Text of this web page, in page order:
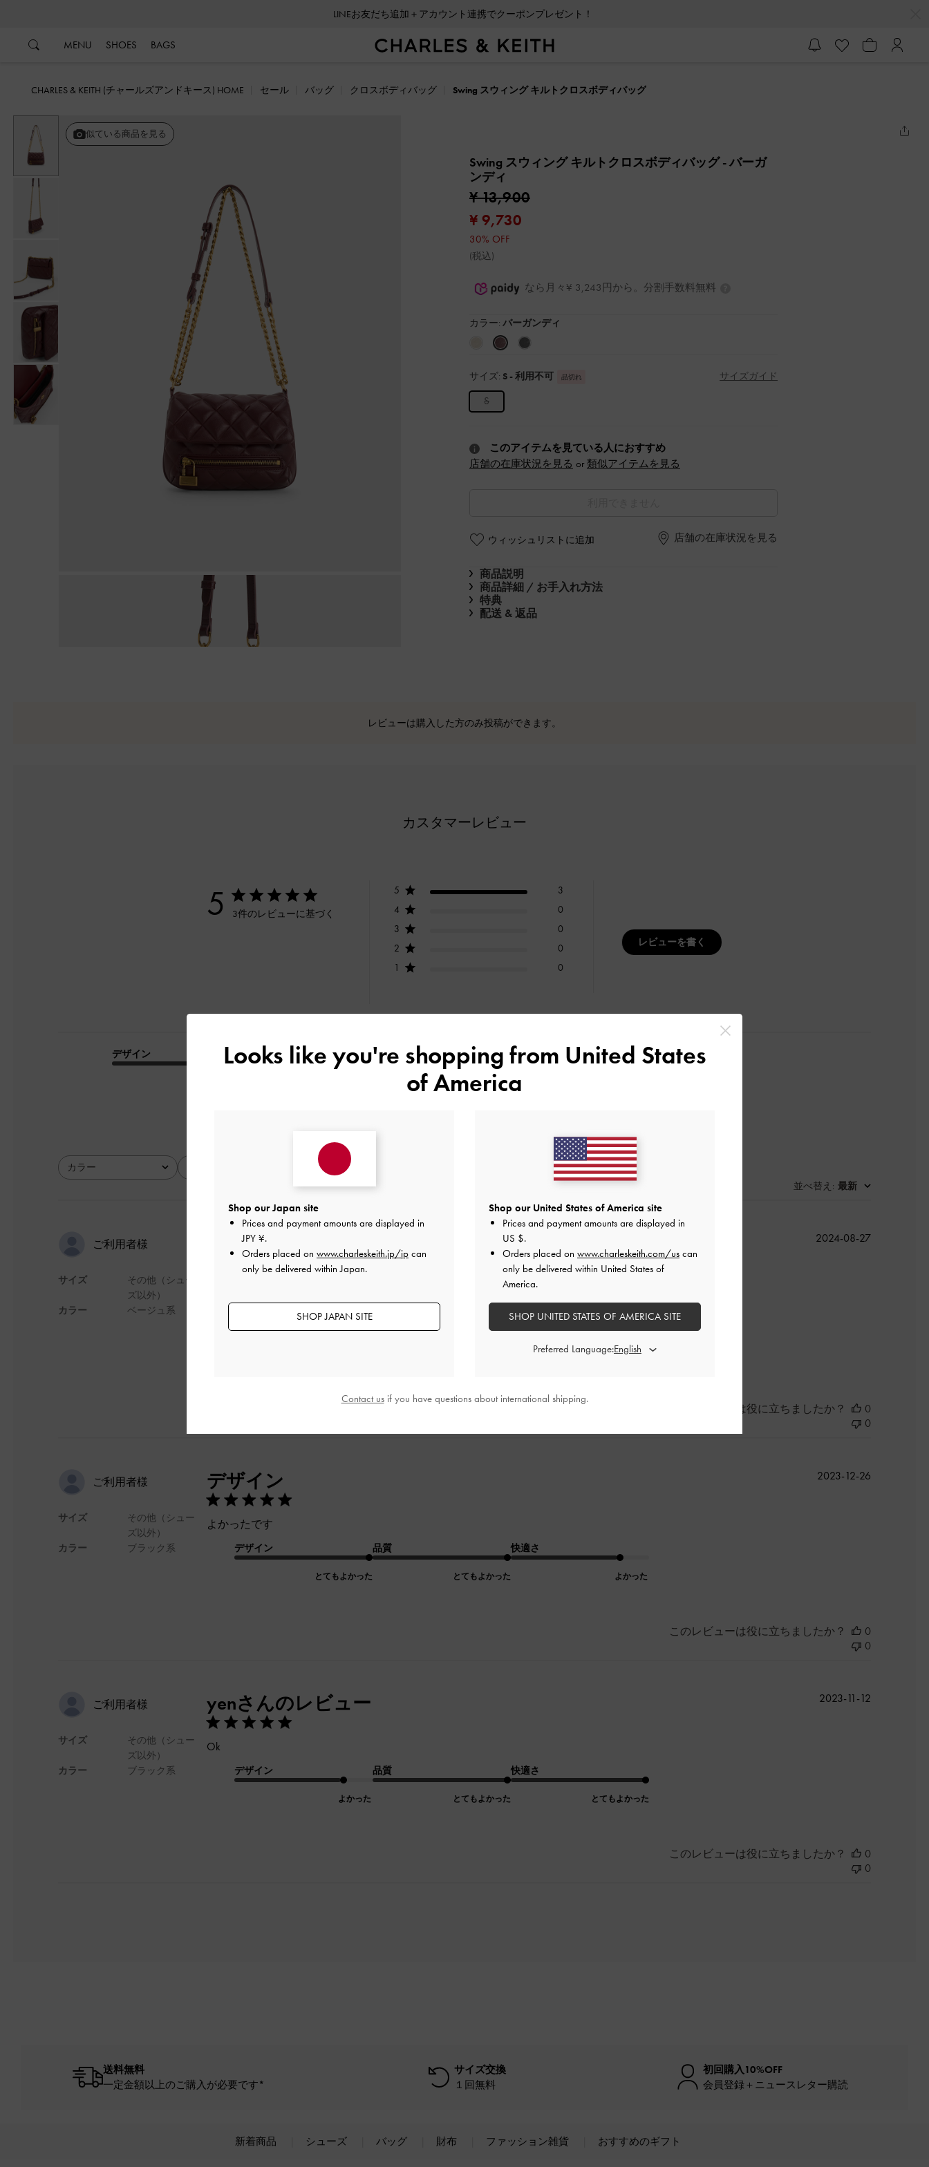
LINEお友だち追加＋アカウント連携でクーポンプレゼント！
MENU SHOES BAGS
CHARLES & KEITH (チャールズアンドキース) HOME セール バッグ クロスボディバッグ Swing スウィング キルトクロスボディバッグ
似ている商品を見る
Swing スウィング キルトクロスボディバッグ- バーガ
ンディ
¥ 13,900
¥ 9,730
30% OFF
(税込)
なら月々¥ 3,243円から。分割手数料無料
カラー: バーガンディ
サイズ: S - 利用不可 品切れ サイズガイド
S
このアイテムを見ている人におすすめ
店舗の在庫状況を見る or 類似アイテムを見る
ウィッシュリストに追加 店舗の在庫状況を見る
商品説明
商品詳細 / お手入れ方法
特典
配送 & 返品
レビューは購入した方のみ投稿ができます。
カスタマーレビュー
5 3件のレビューに基づく
5
3
4
0
3
0
2
0
1
0
レビューを書く
デザイン 品質
とてもよかった
快適さ
とてもよかった
カラー
全て デザイン
全て 快適さ
全て
並べ替え : 最新
ご利用者様
サイズ
カラー
その他（シュー
ズ以外）
ベージュ系
サイズ
想像より小さく、三つ折り財布が1つと鍵でパンパンになりました。プラス、スマホ(se)は無理でした。
手前のポケットにリップをいれれるので使いやすいです。
とてもよかった
公
2024-08-27
このレビューは役に立ちましたか？
0
0
ご利用者様
サイズ
カラー
その他（シュー
ズ以外）
ブラック系
デザイン
よかったです
デザイン
とてもよかった
品質
とてもよかった
快適さ
よかった
公
2023-12-26
このレビューは役に立ちましたか？
0
0
ご利用者様
サイズ
カラー
その他（シュー
ズ以外）
ブラック系
yenさんのレビュー
Ok
デザイン
よかった
品質
とてもよかった
快適さ
とてもよかった
公
2023-11-12
このレビューは役に立ちましたか？
0
0
送料無料
一定金額以上のご購入が必要です*
サイズ交換
１回無料
初回購入10%OFF
会員登録＋ニュースレター購読
新着商品 シューズ バッグ 財布 ファッション雑貨 おすすめのギフト
Looks like you're shopping from United States
of America
Shop our Japan site
Prices and payment amounts are displayed in
JPY ¥.
Orders placed on www.charleskeith.jp/jp can
only be delivered within Japan.
SHOP JAPAN SITE
Shop our United States of America site
Prices and payment amounts are displayed in
US $.
Orders placed on www.charleskeith.com/us can
only be delivered within United States of
America.
SHOP UNITED STATES OF AMERICA SITE
Preferred Language:
Contact usif you have questions about international shipping.